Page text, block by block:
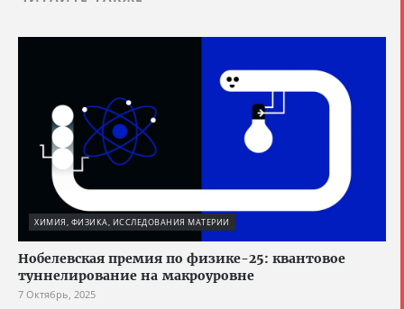
ХИМИЯ, ФИЗИКА, ИССЛЕДОВАНИЯ МАТЕРИИ
Нобелевская премия по физике-25: квантовое
туннелирование на макроуровне
7 Октябрь, 2025